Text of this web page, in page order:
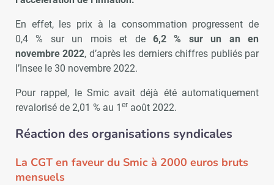
En effet, les prix à la consommation progressent de
0,4 % sur un mois et de 6,2 % sur un an en
novembre 2022, d’après les derniers chiffres publiés par
l’Insee le 30 novembre 2022.
Pour rappel, le Smic avait déjà été automatiquement
revalorisé de 2,01 % au 1 er août 2022.
Réaction des organisations syndicales
La CGT en faveur du Smic à 2000 euros bruts
mensuels